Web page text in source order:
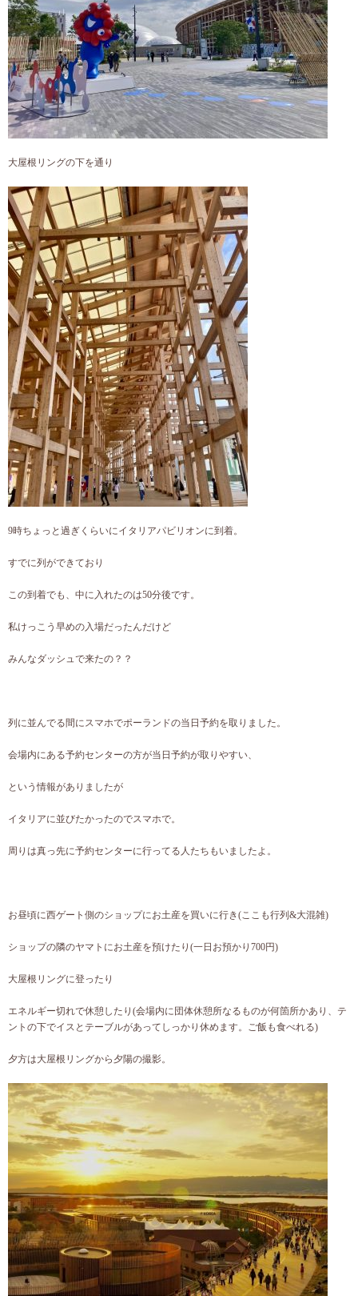
大屋根リングの下を通り
9時ちょっと過ぎくらいにイタリアパビリオンに到着。
すでに列ができており
この到着でも、中に入れたのは50分後です。
私けっこう早めの入場だったんだけど
みんなダッシュで来たの？？
列に並んでる間にスマホでポーランドの当日予約を取りました。
会場内にある予約センターの方が当日予約が取りやすい、
という情報がありましたが
イタリアに並びたかったのでスマホで。
周りは真っ先に予約センターに行ってる人たちもいましたよ。
お昼頃に西ゲート側のショップにお土産を買いに行き(ここも行列&大混雑)
ショップの隣のヤマトにお土産を預けたり(一日お預かり700円)
大屋根リングに登ったり
エネルギー切れで休憩したり(会場内に団体休憩所なるものが何箇所かあり、テ
ントの下でイスとテーブルがあってしっかり休めます。ご飯も食べれる)
夕方は大屋根リングから夕陽の撮影。